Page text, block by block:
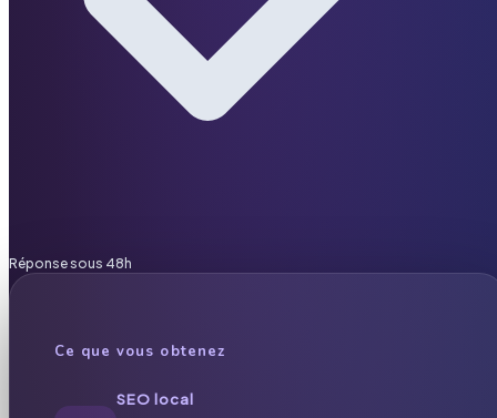
Réponse sous 48h
Ce que vous obtenez
SEO local